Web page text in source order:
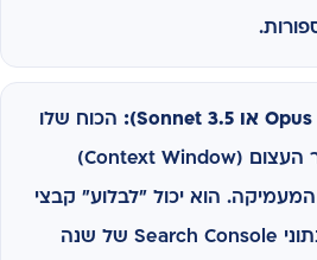
הכוח שלו
טמון בחלון ההקשר העצום (Context Window)
המעמיקה. הוא יכול "לבלוע" קבצי
אקסל ענקיים עם נתוני Search Console של שנה